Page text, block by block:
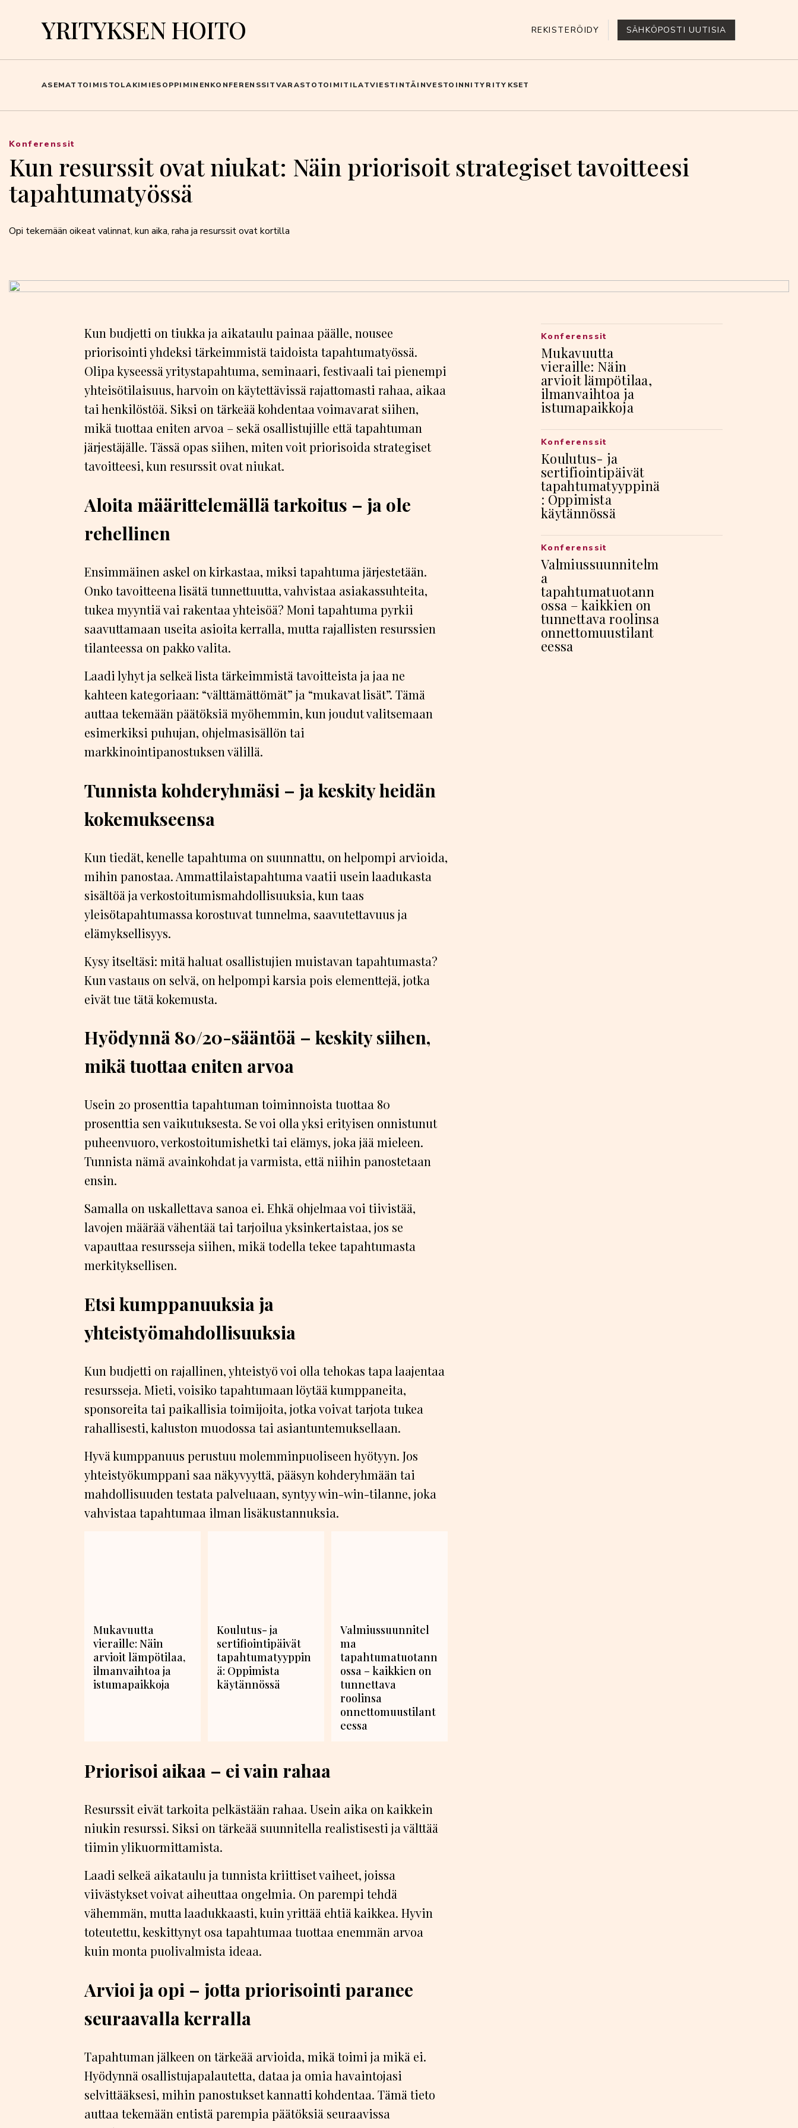
YRITYKSEN HOITO REKISTERÖIDY SÄHKÖPOSTI UUTISIA
ASEMAT TOIMISTOLAKIMIESOPPIMINENKONFERENSSITVARASTOTOIMITILATVIESTINTÄINVESTOINNITYRITYKSET
Kun resurssit ovat niukat: Näin priorisoit strategiset tavoitteesi
tapahtumatyössä
Opi tekemään oikeat valinnat, kun aika, raha ja resurssit ovat kortilla
Konferenssit
Kun budjetti on tiukka ja aikataulu painaa päälle, nousee
priorisointi yhdeksi tärkeimmistä taidoista tapahtumatyössä.
Olipa kyseessä yritystapahtuma, seminaari, festivaali tai pienempi
yhteisötilaisuus, harvoin on käytettävissä rajattomasti rahaa, aikaa
tai henkilöstöä. Siksi on tärkeää kohdentaa voimavarat siihen,
mikä tuottaa eniten arvoa – sekä osallistujille että tapahtuman
järjestäjälle. Tässä opas siihen, miten voit priorisoida strategiset
tavoitteesi, kun resurssit ovat niukat.
Aloita määrittelemällä tarkoitus – ja ole
rehellinen
Ensimmäinen askel on kirkastaa, miksi tapahtuma järjestetään.
Onko tavoitteena lisätä tunnettuutta, vahvistaa asiakassuhteita,
tukea myyntiä vai rakentaa yhteisöä? Moni tapahtuma pyrkii
saavuttamaan useita asioita kerralla, mutta rajallisten resurssien
tilanteessa on pakko valita.
Laadi lyhyt ja selkeä lista tärkeimmistä tavoitteista ja jaa ne
kahteen kategoriaan: “välttämättömät” ja “mukavat lisät”. Tämä
auttaa tekemään päätöksiä myöhemmin, kun joudut valitsemaan
esimerkiksi puhujan, ohjelmasisällön tai
markkinointipanostuksen välillä.
Tunnista kohderyhmäsi – ja keskity heidän
kokemukseensa
Kun tiedät, kenelle tapahtuma on suunnattu, on helpompi arvioida,
mihin panostaa. Ammattilaistapahtuma vaatii usein laadukasta
sisältöä ja verkostoitumismahdollisuuksia, kun taas
yleisötapahtumassa korostuvat tunnelma, saavutettavuus ja
elämyksellisyys.
Kysy itseltäsi: mitä haluat osallistujien muistavan tapahtumasta?
Kun vastaus on selvä, on helpompi karsia pois elementtejä, jotka
eivät tue tätä kokemusta.
Hyödynnä 80/20-sääntöä – keskity siihen,
mikä tuottaa eniten arvoa
Usein 20 prosenttia tapahtuman toiminnoista tuottaa 80
prosenttia sen vaikutuksesta. Se voi olla yksi erityisen onnistunut
puheenvuoro, verkostoitumishetki tai elämys, joka jää mieleen.
Tunnista nämä avainkohdat ja varmista, että niihin panostetaan
ensin.
Samalla on uskallettava sanoa ei. Ehkä ohjelmaa voi tiivistää,
lavojen määrää vähentää tai tarjoilua yksinkertaistaa, jos se
vapauttaa resursseja siihen, mikä todella tekee tapahtumasta
merkityksellisen.
Etsi kumppanuuksia ja
yhteistyömahdollisuuksia
Kun budjetti on rajallinen, yhteistyö voi olla tehokas tapa laajentaa
resursseja. Mieti, voisiko tapahtumaan löytää kumppaneita,
sponsoreita tai paikallisia toimijoita, jotka voivat tarjota tukea
rahallisesti, kaluston muodossa tai asiantuntemuksellaan.
Hyvä kumppanuus perustuu molemminpuoliseen hyötyyn. Jos
yhteistyökumppani saa näkyvyyttä, pääsyn kohderyhmään tai
mahdollisuuden testata palveluaan, syntyy win-win-tilanne, joka
vahvistaa tapahtumaa ilman lisäkustannuksia.
Mukavuutta
vieraille: Näin
arvioit lämpötilaa,
ilmanvaihtoa ja
istumapaikkoja
Koulutus- ja
sertifiointipäivät
tapahtumatyyppin
ä: Oppimista
käytännössä
Valmiussuunnitel
ma
tapahtumatuotann
ossa – kaikkien on
tunnettava
roolinsa
onnettomuustilant
eessa
Priorisoi aikaa – ei vain rahaa
Resurssit eivät tarkoita pelkästään rahaa. Usein aika on kaikkein
niukin resurssi. Siksi on tärkeää suunnitella realistisesti ja välttää
tiimin ylikuormittamista.
Laadi selkeä aikataulu ja tunnista kriittiset vaiheet, joissa
viivästykset voivat aiheuttaa ongelmia. On parempi tehdä
vähemmän, mutta laadukkaasti, kuin yrittää ehtiä kaikkea. Hyvin
toteutettu, keskittynyt osa tapahtumaa tuottaa enemmän arvoa
kuin monta puolivalmista ideaa.
Arvioi ja opi – jotta priorisointi paranee
seuraavalla kerralla
Tapahtuman jälkeen on tärkeää arvioida, mikä toimi ja mikä ei.
Hyödynnä osallistujapalautetta, dataa ja omia havaintojasi
selvittääksesi, mihin panostukset kannatti kohdentaa. Tämä tieto
auttaa tekemään entistä parempia päätöksiä seuraavissa
Mukavuutta
vieraille: Näin
arvioit lämpötilaa,
ilmanvaihtoa ja
istumapaikkoja
Konferenssit
Koulutus- ja
sertifiointipäivät
tapahtumatyyppinä
: Oppimista
käytännössä
Konferenssit
Valmiussuunnitelm
a
tapahtumatuotann
ossa – kaikkien on
tunnettava roolinsa
onnettomuustilant
eessa
Konferenssit